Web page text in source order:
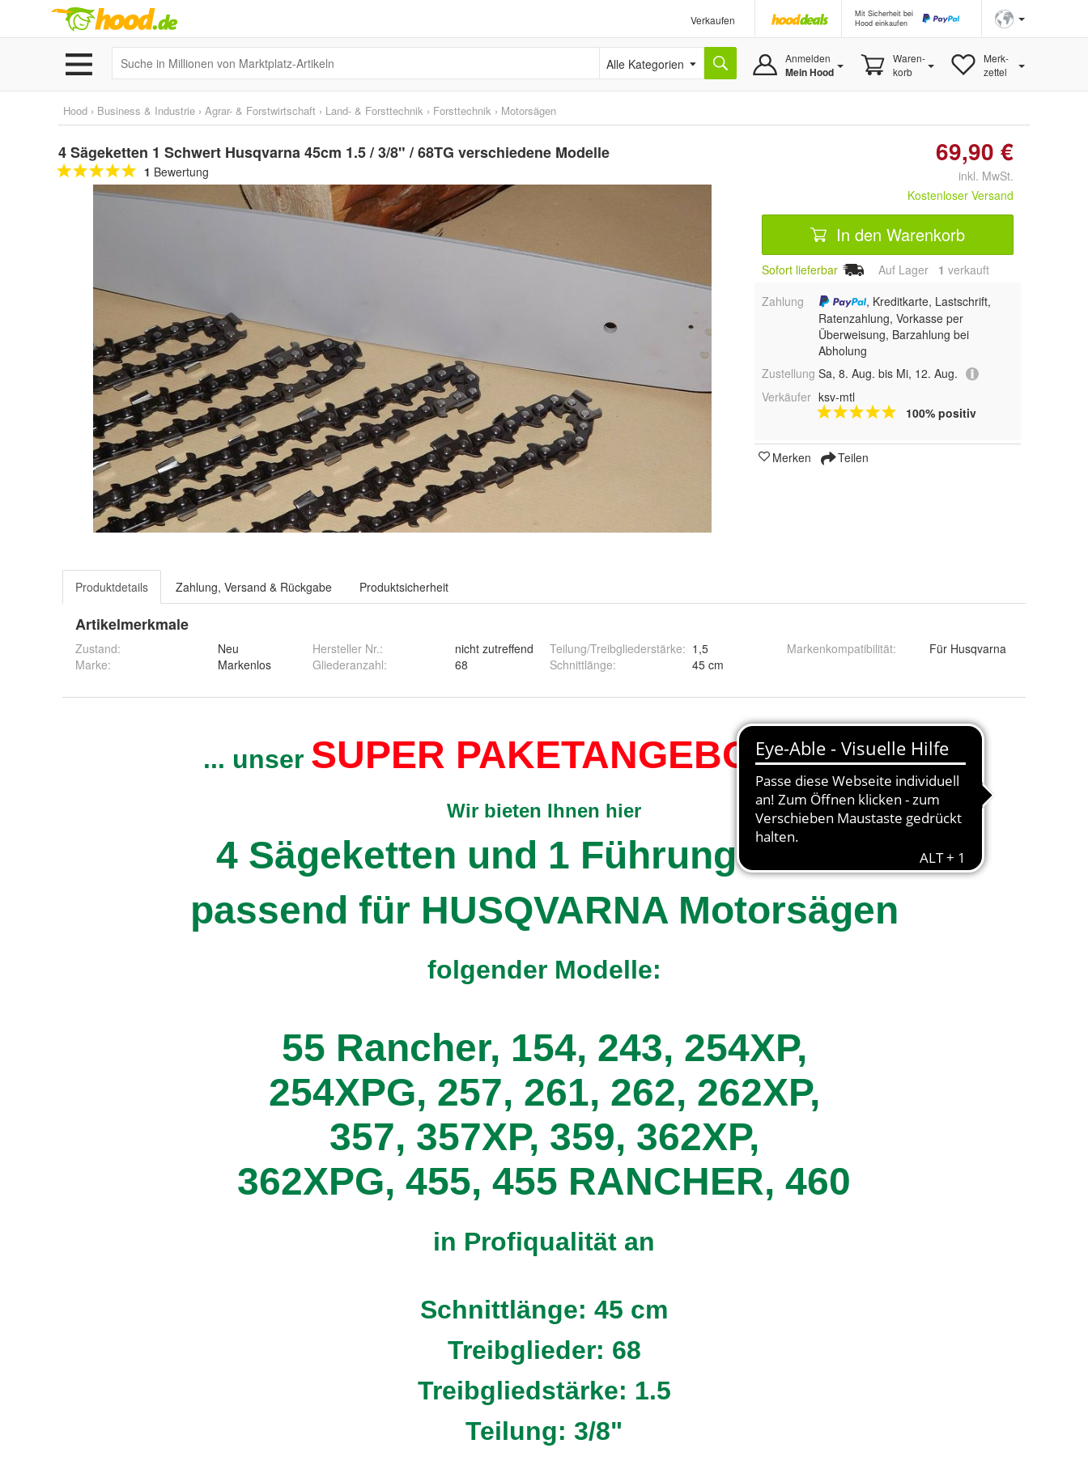
Verkaufen
Mit Sicherheit bei
Hood einkaufen
Alle Kategorien Anmelden
Mein Hood
Waren-
korb
Merk-
zettel
Hood › Business & Industrie › Agrar- & Forstwirtschaft › Land- & Forsttechnik › Forsttechnik › Motorsägen
4 Sägeketten 1 Schwert Husqvarna 45cm 1.5 / 3/8" / 68TG verschiedene Modelle
1 Bewertung
69,90 €
inkl. MwSt.
Kostenloser Versand
In den Warenkorb
Sofort lieferbar Auf Lager 1 verkauft
Zahlung
, Kreditkarte, Lastschrift,
Ratenzahlung, Vorkasse per
Überweisung, Barzahlung bei
Abholung
Zustellung Sa, 8. Aug. bis Mi, 12. Aug.
Verkäufer ksv-mtl
100% positiv
Merken Teilen
Produktdetails Zahlung, Versand & Rückgabe Produktsicherheit
Artikelmerkmale
Zustand:
Neu
Marke:
Markenlos
Hersteller Nr.:
nicht zutreffend
Gliederanzahl: 68
Teilung/Treibgliederstärke: 1,5
Schnittlänge: 45 cm
Markenkompatibilität: Für Husqvarna